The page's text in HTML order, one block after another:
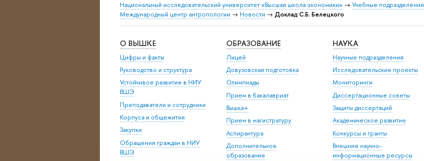
Национальный исследовательский университет «Высшая школа экономики» → Учебные подразделения
Международный центр антропологии → Новости → Доклад С.Б. Белецкого
О ВЫШКЕ
Цифры и факты
Руководство и структура
Устойчивое развитие в НИУ
ВШЭ
Преподаватели и сотрудники
Корпуса и общежития
Закупки
Обращения граждан в НИУ
ВШЭ
ОБРАЗОВАНИЕ
Лицей
Довузовская подготовка
Олимпиады
Прием в бакалавриат
Вышка+
Прием в магистратуру
Аспирантура
Дополнительное
образование
НАУКА
Научные подразделения
Исследовательские проекты
Мониторинги
Диссертационные советы
Защиты диссертаций
Академическое развитие
Конкурсы и гранты
Внешние научно-
информационные ресурсы